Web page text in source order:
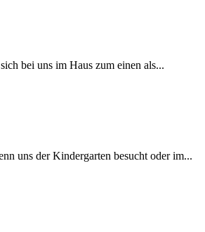
bei uns im Haus zum einen als...
uns der Kindergarten besucht oder im...